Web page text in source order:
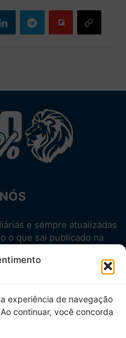
experiência de navegação
continuar, você concorda
e sempre atualizadas
o que sai publicado na
oficial.